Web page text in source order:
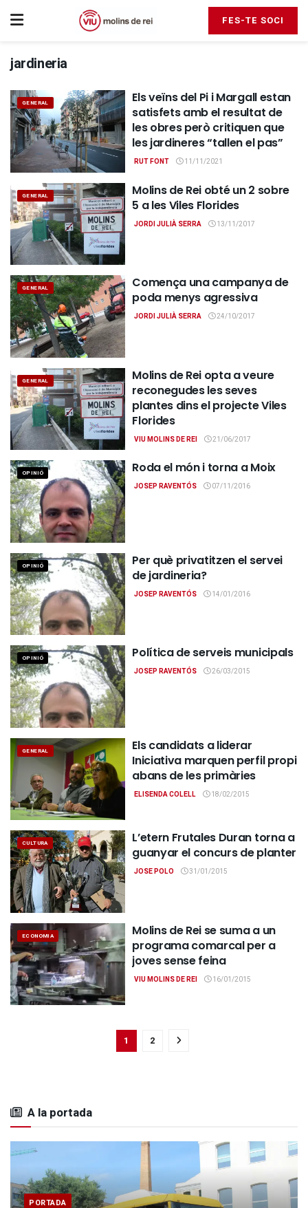
FES-TE SOCI
jardineria
GENERAL
Els veïns del Pi i Margall estan
satisfets amb el resultat de
les obres però critiquen que
les jardineres “tallen el pas”
RUT FONT 11/11/2021
GENERAL
Molins de Rei obté un 2 sobre
5 a les Viles Florides
JORDI JULIÀ SERRA 13/11/2017
GENERAL
Comença una campanya de
poda menys agressiva
JORDI JULIÀ SERRA 24/10/2017
GENERAL
Molins de Rei opta a veure
reconegudes les seves
plantes dins el projecte Viles
Florides
VIU MOLINS DE REI 21/06/2017
OPINIÓ Roda el món i torna a Moix
JOSEP RAVENTÓS 07/11/2016
OPINIÓ
Per què privatitzen el servei
de jardineria?
JOSEP RAVENTÓS 14/01/2016
OPINIÓ Política de serveis municipals
JOSEP RAVENTÓS 26/03/2015
GENERAL
Els candidats a liderar
Iniciativa marquen perfil propi
abans de les primàries
ELISENDA COLELL 18/02/2015
CULTURA
L’etern Frutales Duran torna a
guanyar el concurs de planter
JOSE POLO 31/01/2015
ECONOMIA
Molins de Rei se suma a un
programa comarcal per a
joves sense feina
VIU MOLINS DE REI 16/01/2015
1 2
A la portada
PORTADA